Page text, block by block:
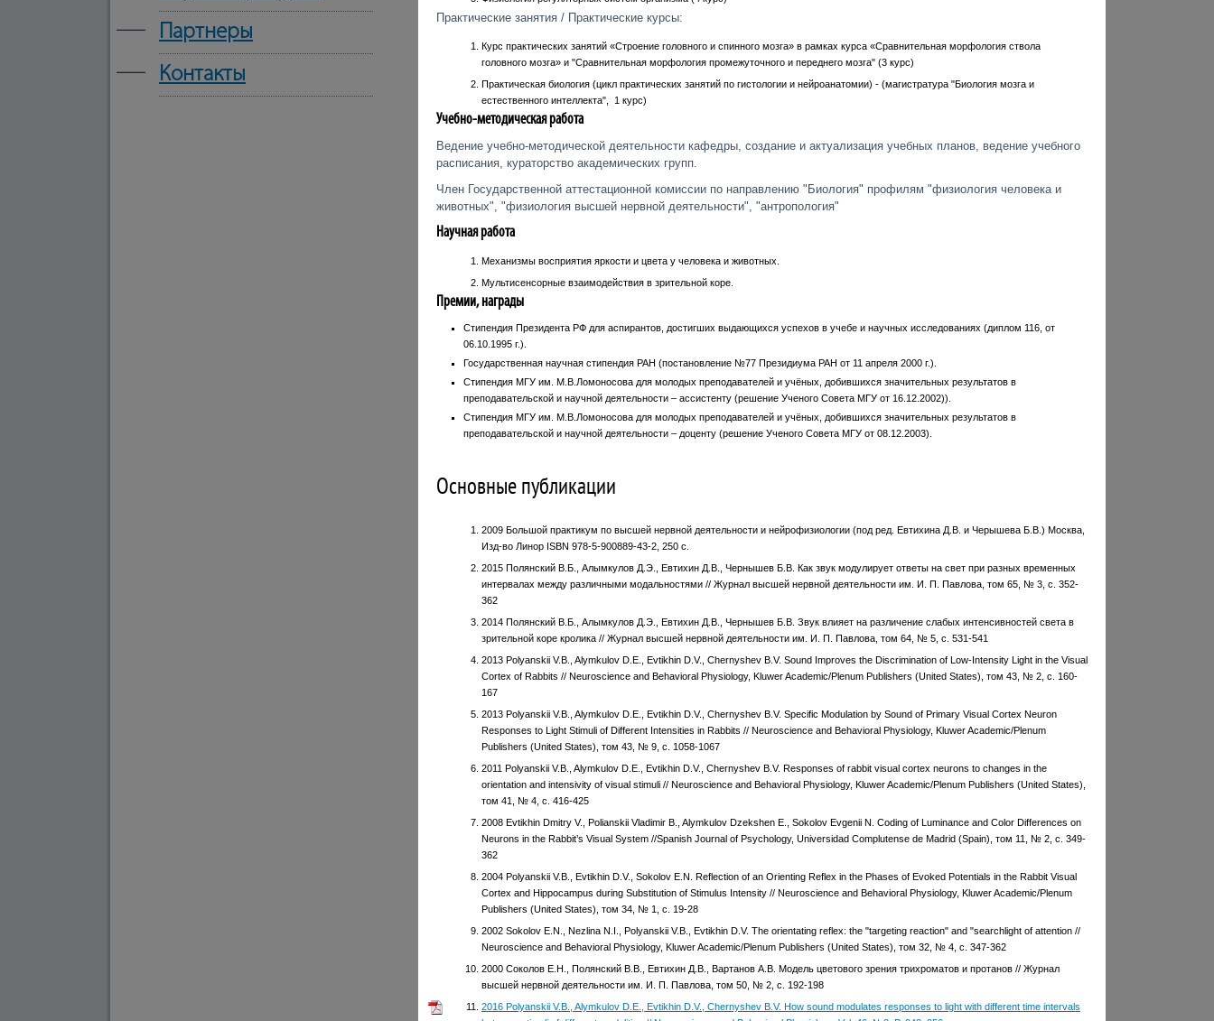
— Партнеры
— Контакты
Практические занятия / Практические курсы:
Курс практических занятий «Строение головного и спинного мозга» в рамках курса «Сравнительная морфология ствола
головного мозга» и "Сравнительная морфология промежуточного и переднего мозга" (3 курс)
Практическая биология (цикл практических занятий по гистологии и нейроанатомии) - (магистратура "Биология мозга и
естественного интеллекта", 1 курс)
Учебно-методическая работа
Ведение учебно-методической деятельности кафедры, создание и актуализация учебных планов, ведение учебного
расписания, кураторство академических групп.
Член Государственной аттестационной комиссии по направлению "Биология" профилям "физиология человека и
животных", "физиология высшей нервной деятельности", "антропология"
Научная работа
Механизмы восприятия яркости и цвета у человека и животных.
Мультисенсорные взаимодействия в зрительной коре.
Премии, награды
Стипендия Президента РФ для аспирантов, достигших выдающихся успехов в учебе и научных исследованиях (диплом 116, от
06.10.1995 г.).
Государственная научная стипендия РАН (постановление №77 Президиума РАН от 11 апреля 2000 г.).
Стипендия МГУ им. М.В.Ломоносова для молодых преподавателей и учёных, добившихся значительных результатов в
преподавательской и научной деятельности – ассистенту (решение Ученого Совета МГУ от 16.12.2002)).
Стипендия МГУ им. М.В.Ломоносова для молодых преподавателей и учёных, добившихся значительных результатов в
преподавательской и научной деятельности – доценту (решение Ученого Совета МГУ от 08.12.2003).
Основные публикации
2009 Большой практикум по высшей нервной деятельности и нейрофизиологии (под ред. Евтихина Д.В. и Черышева Б.В.) Москва,
Изд-во Линор ISBN 978-5-900889-43-2, 250 с.
2015 Полянский В.Б., Алымкулов Д.Э., Евтихин Д.В., Чернышев Б.В. Как звук модулирует ответы на свет при разных временных
интервалах между различными модальностями // Журнал высшей нервной деятельности им. И. П. Павлова, том 65, № 3, с. 352-
362
2014 Полянский В.Б., Алымкулов Д.Э., Евтихин Д.В., Чернышев Б.В. Звук влияет на различение слабых интенсивностей света в
зрительной коре кролика // Журнал высшей нервной деятельности им. И. П. Павлова, том 64, № 5, с. 531-541
2013 Polyanskii V.B., Alymkulov D.E., Evtikhin D.V., Chernyshev B.V. Sound Improves the Discrimination of Low-Intensity Light in the Visual
Cortex of Rabbits // Neuroscience and Behavioral Physiology, Kluwer Academic/Plenum Publishers (United States), том 43, № 2, с. 160-
167
2013 Polyanskii V.B., Alymkulov D.E., Evtikhin D.V., Chernyshev B.V. Specific Modulation by Sound of Primary Visual Cortex Neuron
Responses to Light Stimuli of Different Intensities in Rabbits // Neuroscience and Behavioral Physiology, Kluwer Academic/Plenum
Publishers (United States), том 43, № 9, с. 1058-1067
2011 Polyanskii V.B., Alymkulov D.E., Evtikhin D.V., Chernyshev B.V. Responses of rabbit visual cortex neurons to changes in the
orientation and intensivity of visual stimuli // Neuroscience and Behavioral Physiology, Kluwer Academic/Plenum Publishers (United States),
том 41, № 4, с. 416-425
2008 Evtikhin Dmitry V., Polianskii Vladimir B., Alymkulov Dzekshen E., Sokolov Evgenii N. Coding of Luminance and Color Differences on
Neurons in the Rabbit’s Visual System //Spanish Journal of Psychology, Universidad Complutense de Madrid (Spain), том 11, № 2, с. 349-
362
2004 Polyanskii V.B., Evtikhin D.V., Sokolov E.N. Reflection of an Orienting Reflex in the Phases of Evoked Potentials in the Rabbit Visual
Cortex and Hippocampus during Substitution of Stimulus Intensity // Neuroscience and Behavioral Physiology, Kluwer Academic/Plenum
Publishers (United States), том 34, № 1, с. 19-28
2002 Sokolov E.N., Nezlina N.I., Polyanskii V.B., Evtikhin D.V. The orientating reflex: the "targeting reaction" and "searchlight of attention //
Neuroscience and Behavioral Physiology, Kluwer Academic/Plenum Publishers (United States), том 32, № 4, с. 347-362
2000 Соколов Е.Н., Полянский В.В., Евтихин Д.В., Вартанов А.В. Модель цветового зрения трихроматов и протанов // Журнал
высшей нервной деятельности им. И. П. Павлова, том 50, № 2, с. 192-198
2016 Polyanskii V.B., Alymkulov D.E., Evtikhin D.V., Chernyshev B.V. How sound modulates responses to light with different time intervals